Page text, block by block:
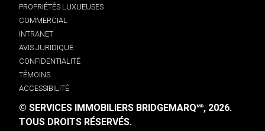
PROPRIÉTÉS LUXUEUSES
COMMERCIAL
INTRANET
AVIS JURIDIQUE
CONFIDENTIALITÉ
TÉMOINS
ACCESSIBILITÉ
© SERVICES IMMOBILIERS BRIDGEMARQMD, 2026.
TOUS DROITS RÉSERVÉS.